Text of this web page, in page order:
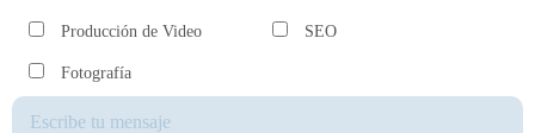
Producción de Video SEO
Fotografía